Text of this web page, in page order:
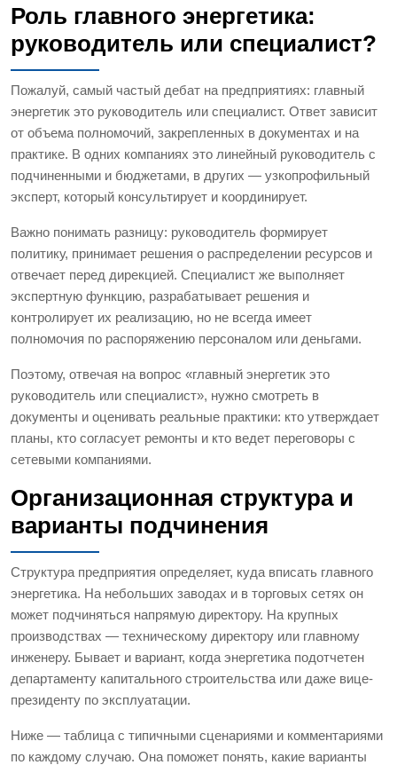
Роль главного энергетика:
руководитель или специалист?
Пожалуй, самый частый дебат на предприятиях: главный
энергетик это руководитель или специалист. Ответ зависит
от объема полномочий, закрепленных в документах и на
практике. В одних компаниях это линейный руководитель с
подчиненными и бюджетами, в других — узкопрофильный
эксперт, который консультирует и координирует.
Важно понимать разницу: руководитель формирует
политику, принимает решения о распределении ресурсов и
отвечает перед дирекцией. Специалист же выполняет
экспертную функцию, разрабатывает решения и
контролирует их реализацию, но не всегда имеет
полномочия по распоряжению персоналом или деньгами.
Поэтому, отвечая на вопрос «главный энергетик это
руководитель или специалист», нужно смотреть в
документы и оценивать реальные практики: кто утверждает
планы, кто согласует ремонты и кто ведет переговоры с
сетевыми компаниями.
Организационная структура и
варианты подчинения
Структура предприятия определяет, куда вписать главного
энергетика. На небольших заводах и в торговых сетях он
может подчиняться напрямую директору. На крупных
производствах — техническому директору или главному
инженеру. Бывает и вариант, когда энергетика подотчетен
департаменту капитального строительства или даже вице-
президенту по эксплуатации.
Ниже — таблица с типичными сценариями и комментариями
по каждому случаю. Она поможет понять, какие варианты